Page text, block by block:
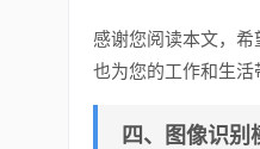
感谢您阅读本文，
也为您的工作和生活
四、图像识别